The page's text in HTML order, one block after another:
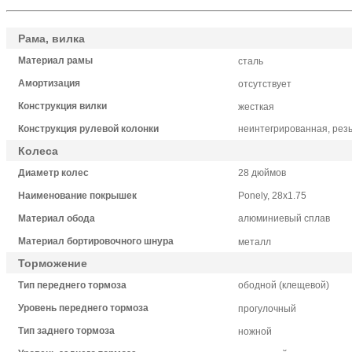
Рама, вилка
Материал рамы
сталь
Амортизация
отсутствует
Конструкция вилки
жесткая
Конструкция рулевой колонки
неинтегрированная,
Колеса
Диаметр колес 28 дюймов
Наименование покрышек Ponely, 28x1.75
Материал обода алюминиевый сплав
Материал бортировочного шнура металл
Торможение
Тип переднего тормоза ободной (клещевой)
Уровень переднего тормоза
прогулочный
Тип заднего тормоза
ножной